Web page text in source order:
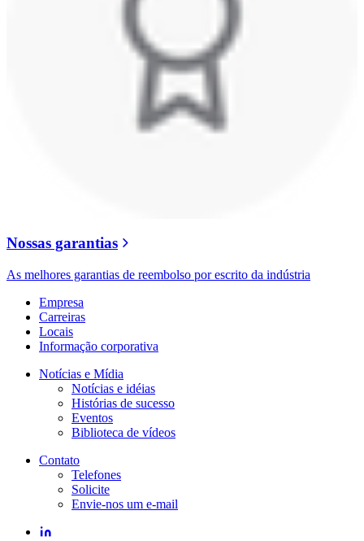
Nossas garantias
As melhores garantias de reembolso por escrito da indústria
Empresa
Carreiras
Locais
Informação corporativa
Notícias e Mídia
Notícias e idéias
Histórias de sucesso
Eventos
Biblioteca de vídeos
Contato
Telefones
Solicite
Envie-nos um e-mail